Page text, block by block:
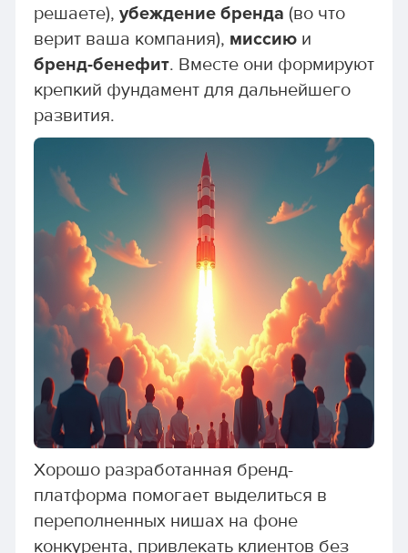
решаете), убеждение бренда (во что
верит ваша компания), миссиюи
бренд-бенефит. Вместе они формируют
крепкий фундамент для дальнейшего
развития.
Хорошо разработанная бренд-
платформа помогает выделиться в
переполненных нишах на фоне
конкурента, привлекать клиентов без